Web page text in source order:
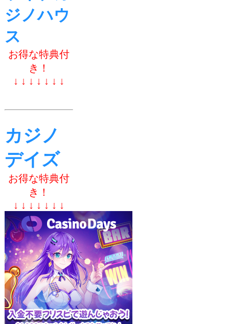
ジノハウ
ス
お得な特典付
き！
↓ ↓ ↓ ↓ ↓ ↓ ↓
カジノ
デイズ
お得な特典付
き！
↓ ↓ ↓ ↓ ↓ ↓ ↓